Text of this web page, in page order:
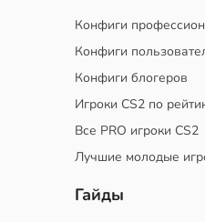
Конфиги
Конфиги
Конфиги блогеров
Игроки CS2 по
Все PRO игроки CS2
Лучшие молодые
Гайды